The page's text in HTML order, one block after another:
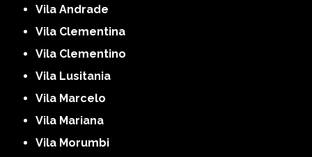
Vila Andrade
Vila Clementina
Vila Clementino
Vila Lusitania
Vila Marcelo
Vila Mariana
Vila Morumbi